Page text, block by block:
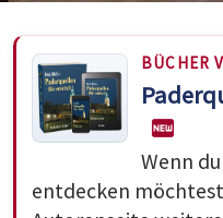
BÜCHER
Wenn
entdecken